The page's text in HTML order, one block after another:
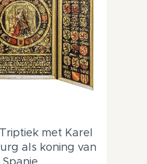
met Karel
als koning van